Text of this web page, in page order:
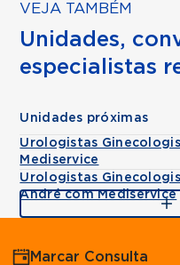
VEJA TAMBÉM
Unidades,
especialistas
Unidades próximas
Urologistas
Mediservice
Urologistas
André com Mediservice
Marcar Consulta